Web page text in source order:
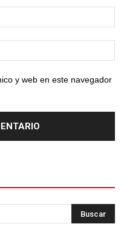
y web en este navegador